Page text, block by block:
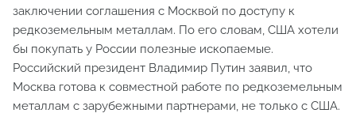
заключении соглашения с Москвой по доступу к
редкоземельным металлам. По его словам, США хотели
бы покупать у России полезные ископаемые.
Российский президент Владимир Путин заявил, что
Москва готова к совместной работе по редкоземельным
металлам с зарубежными партнерами, не только с США.